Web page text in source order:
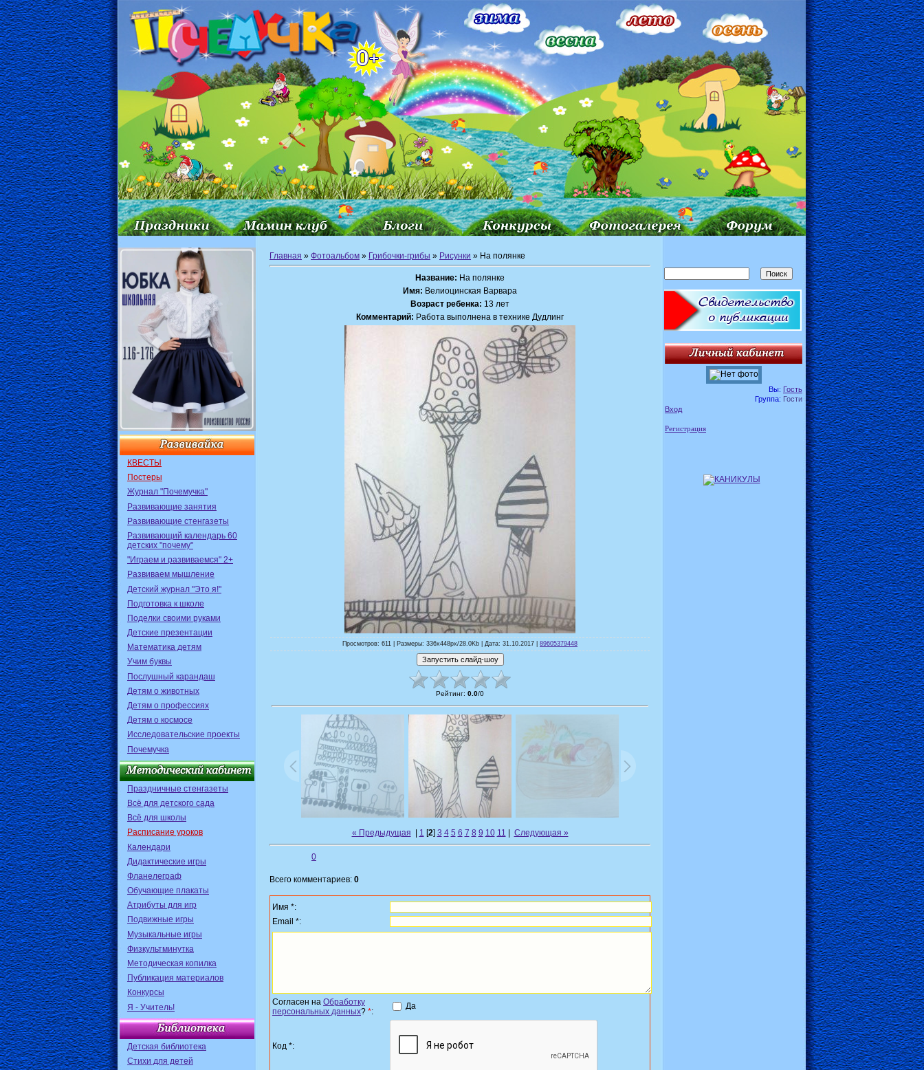
КВЕСТЫ
Постеры
Журнал "Почемучка"
Развивающие занятия
Развивающие стенгазеты
Развивающий календарь 60
детских "почему"
"Играем и развиваемся" 2+
Развиваем мышление
Детский журнал "Это я!"
Подготовка к школе
Поделки своими руками
Детские презентации
Математика детям
Учим буквы
Послушный карандаш
Детям о животных
Детям о профессиях
Детям о космосе
Исследовательские проекты
Почемучка
Праздничные стенгазеты
Всё для детского сада
Всё для школы
Расписание уроков
Календари
Дидактические игры
Фланелеграф
Обучающие плакаты
Атрибуты для игр
Подвижные игры
Музыкальные игры
Физкультминутка
Методическая копилка
Публикация материалов
Конкурсы
Я - Учитель!
Детская библиотека
Стихи для детей
Главная » Фотоальбом » Грибочки-грибы » Рисунки » На полянке
Название: На полянке
Имя: Велиоцинская Варвара
Возраст ребенка: 13 лет
Комментарий: Работа выполнена в технике Дудлинг
Просмотров: 611 | Размеры: 336x448px/28.0Kb | Дата: 31.10.2017 | 89605379448
Рейтинг: 0.0/0
« Предыдущая 1 [2] 3 4 5 6 7 8 9 10 11 Следующая »
0
Всего комментариев: 0
Имя *:
Email *:
Согласен на Обработку
персональных данных? *:
Да
Код *:
Вы: Гость
Группа: Гости
Вход
Регистрация